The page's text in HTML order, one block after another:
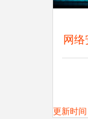
网
更新时